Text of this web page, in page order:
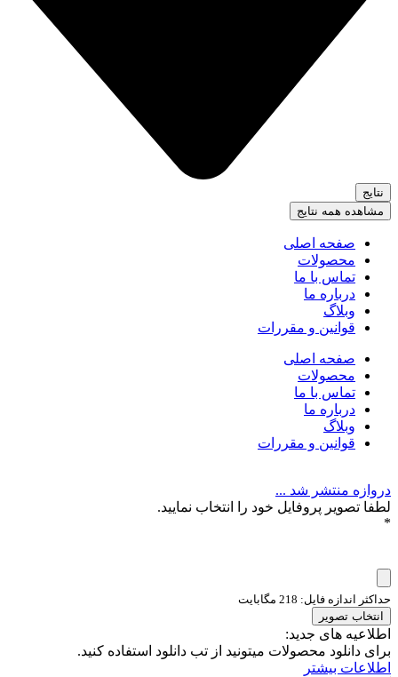
نتایج
مشاهده همه نتایج
صفحه اصلی
محصولات
تماس با ما
درباره ما
وبلاگ
قوانین و مقررات
صفحه اصلی
محصولات
تماس با ما
درباره ما
وبلاگ
قوانین و مقررات
دروازه منتشر شد ...
لطفا تصویر پروفایل خود را انتخاب نمایید.
*
حداکثر اندازه فایل: 218 مگابایت
انتخاب تصویر
اطلاعیه های جدید:
برای دانلود محصولات میتونید از تب دانلود استفاده کنید.
اطلاعات بیشتر